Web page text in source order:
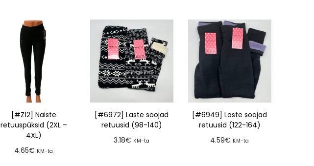
[#Z12] Naiste
retuuspüksid (2XL –
4XL)
4.65€ KM-ta
[#6972] Laste soojad
retuusid (98-140)
3.18€ KM-ta
[#6949] Laste soojad
retuusid (122-164)
4.59€ KM-ta